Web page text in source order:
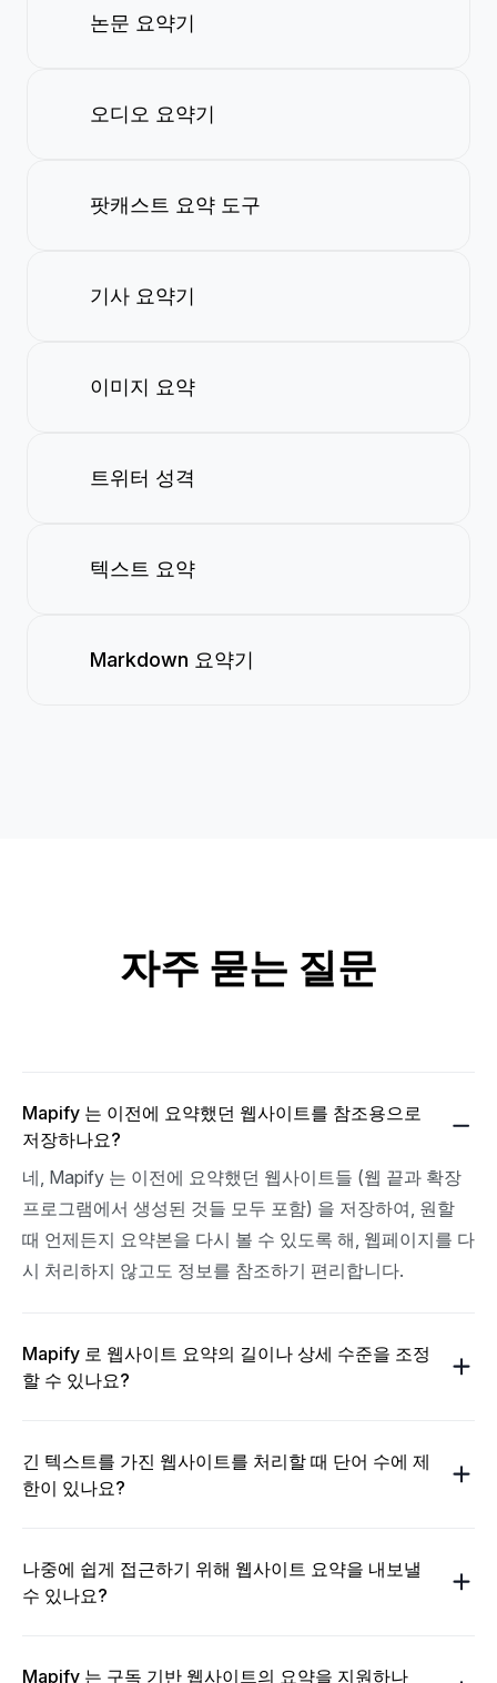
논문 요약기
오디오 요약기
팟캐스트 요약 도구
기사 요약기
이미지 요약
트위터 성격
텍스트 요약
Markdown 요약기
자주 묻는 질문
Mapify 는 이전에 요약했던 웹사이트를 참조용으로
저장하나요?
네, Mapify 는 이전에 요약했던 웹사이트들 (웹 끝과 확장
프로그램에서 생성된 것들 모두 포함) 을 저장하여, 원할
때 언제든지 요약본을 다시 볼 수 있도록 해, 웹페이지를 다
시 처리하지 않고도 정보를 참조하기 편리합니다.
Mapify 로 웹사이트 요약의 길이나 상세 수준을 조정
할 수 있나요?
긴 텍스트를 가진 웹사이트를 처리할 때 단어 수에 제
한이 있나요?
나중에 쉽게 접근하기 위해 웹사이트 요약을 내보낼
수 있나요?
Mapify 는 구독 기반 웹사이트의 요약을 지원하나